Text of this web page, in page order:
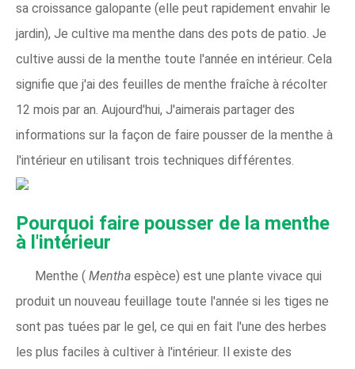
sa croissance galopante (elle peut rapidement envahir le
jardin), Je cultive ma menthe dans des pots de patio. Je
cultive aussi de la menthe toute l'année en intérieur. Cela
signifie que j'ai des feuilles de menthe fraîche à récolter
12 mois par an. Aujourd'hui, J'aimerais partager des
informations sur la façon de faire pousser de la menthe à
l'intérieur en utilisant trois techniques différentes.
Pourquoi faire pousser de la menthe
à l'intérieur
Menthe ( Mentha espèce) est une plante vivace qui
produit un nouveau feuillage toute l'année si les tiges ne
sont pas tuées par le gel, ce qui en fait l'une des herbes
les plus faciles à cultiver à l'intérieur. Il existe des